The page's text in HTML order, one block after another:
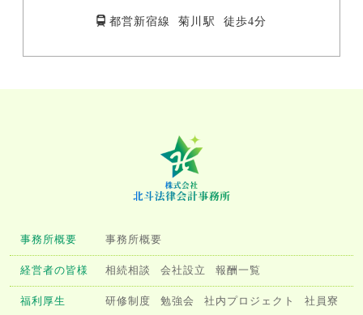
都営新宿線 菊川駅 徒歩4分
事務所概要 事務所概要
経営者の皆様 相続相談 会社設立 報酬一覧
福利厚生 研修制度 勉強会 社内プロジェクト 社員寮